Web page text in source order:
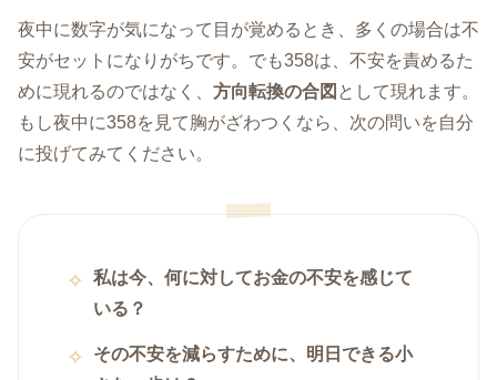
夜中に数字が気になって目が覚めるとき、多くの場合は不
安がセットになりがちです。でも358は、不安を責めるた
めに現れるのではなく、 方向転換の合図 として現れます。
もし夜中に358を見て胸がざわつくなら、次の問いを自分
に投げてみてください。
私は今、何に対してお金の不安を感じて
いる？
その不安を減らすために、明日できる小